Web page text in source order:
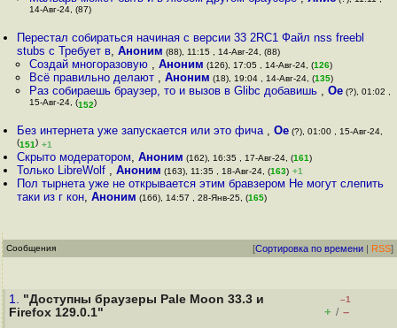
14-Авг-24, (87)
Перестал собираться начиная с версии 33 2RC1 Файл nss freebl
stubs c Требует в,Аноним (88), 11:15 , 14-Авг-24, (88)
Создай многоразовую , Аноним (126), 17:05 , 14-Авг-24, (126)
Всё правильно делают , Аноним (18), 19:04 , 14-Авг-24, (135)
Раз собираешь браузер, то и вызов в Glibc добавишь , Oe(?), 01:02 ,
15-Авг-24, (152)
Без интернета уже запускается или это фича ,Oe (?), 01:00 , 15-Авг-24,
(151) +1
Скрыто модератором,Аноним (162), 16:35 , 17-Авг-24, (161)
Только LibreWolf ,Аноним (163), 11:35 , 18-Авг-24, (163) +1
Пол тырнета уже не открывается этим бравзером Не могут слепить
таки из г кон,Аноним (166), 14:57 , 28-Янв-25, (165)
Сообщения [Сортировка по времени | RSS]
1. "Доступны браузеры Pale Moon 33.3 и
Firefox 129.0.1"
–1
+ / –